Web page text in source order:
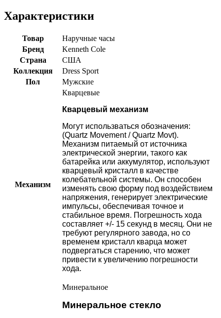
Характеристики
Товар
Наручные часы
Бренд
Kenneth Cole
Страна
США
Коллекция
Dress Sport
Пол
Мужские
Механизм
Кварцевые
Кварцевый механизм
Могут использваться обозначения:
(Quartz Movement / Quartz Movt).
Механизм питаемый от источника
электрической энергии, такого как
батарейка или аккумулятор, используют
кварцевый кристалл в качестве
колебательной системы. Он способен
изменять свою форму под воздействием
напряжения, генерирует электрические
импульсы, обеспечивая точное и
стабильное время. Погрешность хода
составляет +/- 15 секунд в месяц. Они не
требуют регулярного завода, но со
временем кристалл кварца может
подвергаться старению, что может
привести к увеличению погрешности
хода.
Минеральное
Минеральное стекло